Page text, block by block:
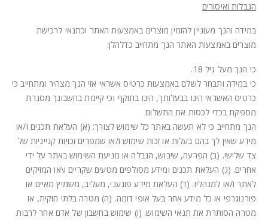
הגבלות ואיסורים
במידה והנך מעוניין להזמין מוצרים באמצעות האתר וכתנאי לרכישת
מוצרים באמצעות האתר הנך מתחייב כדלהלן:
כי הנך מעל גיל 18.
כי במידה ותבחר לשלם באמצעות כרטיס אשראי אזי הנך מצהיר ומתחייב כי
כרטיס האשראי הינו בבעלותך, הינו בתוקף וכי קיימת בחשבונך מסגרת
מספקת בכדי לכסות את התשלום
הנך מתחייב כי לא תעשה באתר כל שימוש לצורך: (א) העלאת תכנים ו/או
מידע שאין לך בהם בעלות או זכות שימוש ו/או שמפרים זכויות קנייניות של
צד שלישי. (ב) הפרעה, שיבוש, הגבלה או מניעת השימוש באתר על ידי
אחרים. (ג) העלאת תכנים ומידע מסולפים מטעים שקריים ו\או המזיקים
לאתר ו/או למנהליו. (ד) העלאת מידע פוגעני, מעליב, משמיץ מאיים או
פורנוגרפי או כל מידע אחר בעל אופי דומה. (ה) מטרה בלתי חוקית, או
מטרה הסותרת את תנאי השימוש. (ו) שימוש בחשבון של אדם אחר לרבות